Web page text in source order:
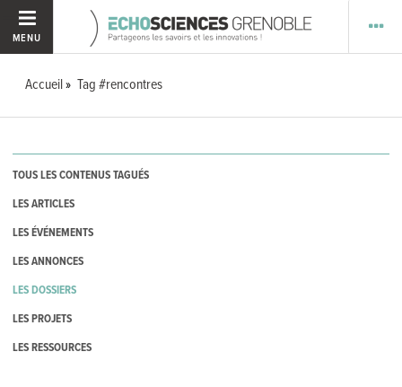
MENU
Accueil Tag #rencontres
TOUS LES CONTENUS TAGUÉS
LES ARTICLES
LES ÉVÉNEMENTS
LES ANNONCES
LES DOSSIERS
LES PROJETS
LES RESSOURCES